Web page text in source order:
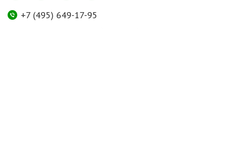
+7 (495) 649-17-95